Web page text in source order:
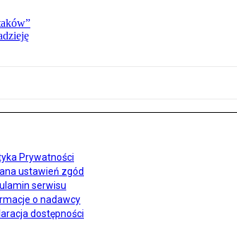
Prywatności
ustawień zgód
serwisu
o nadawcy
dostępności